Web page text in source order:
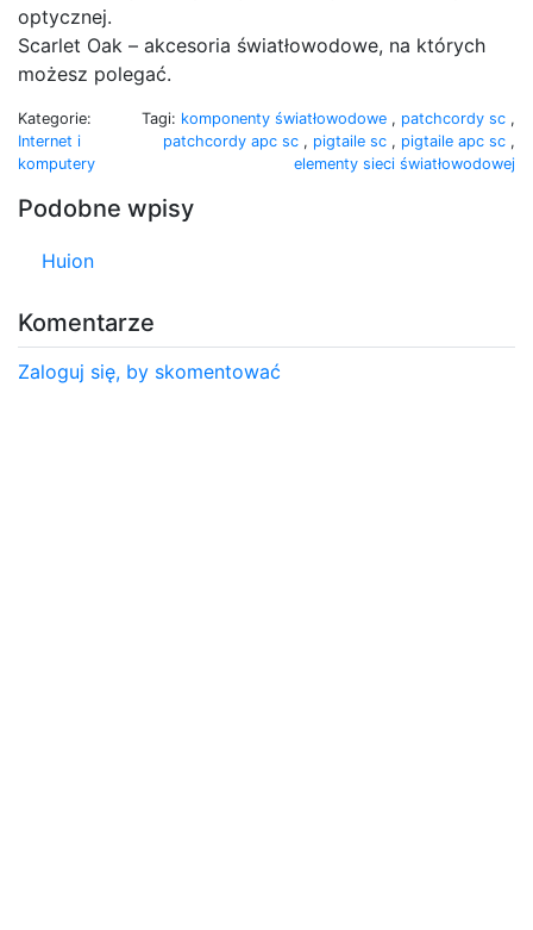
optycznej.
Scarlet Oak – akcesoria światłowodowe, na których
możesz polegać.
Kategorie:
Internet i
komputery
Tagi: komponenty światłowodowe , patchcordy sc ,
patchcordy apc sc , pigtaile sc , pigtaile apc sc ,
elementy sieci światłowodowej
Podobne wpisy
Huion
Komentarze
Zaloguj się, by skomentować